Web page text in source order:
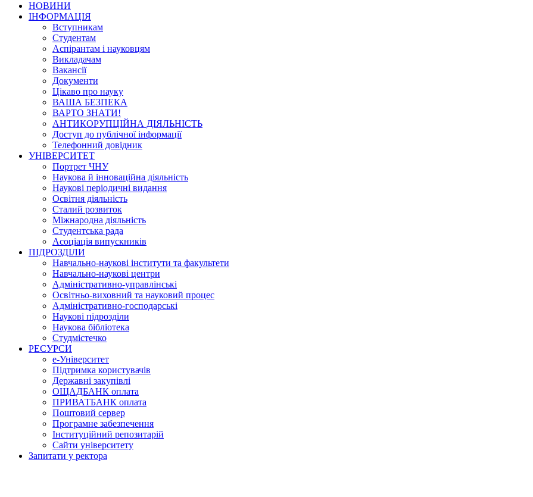
НОВИНИ
ІНФОРМАЦІЯ
Вступникам
Студентам
Аспірантам і науковцям
Викладачам
Вакансії
Документи
Цікаво про науку
ВАША БЕЗПЕКА
ВАРТО ЗНАТИ!
АНТИКОРУПЦІЙНА ДІЯЛЬНІСТЬ
Доступ до публічної інформації
Телефонний довідник
УНІВЕРСИТЕТ
Портрет ЧНУ
Наукова й інноваційна діяльність
Наукові періодичні видання
Освітня діяльність
Сталий розвиток
Міжнародна діяльність
Студентська рада
Асоціація випускників
ПІДРОЗДІЛИ
Навчально-наукові інститути та факультети
Навчально-наукові центри
Адміністративно-управлінські
Освітньо-виховний та науковий процес
Адміністративно-господарські
Наукові підрозділи
Наукова бібліотека
Студмістечко
РЕСУРСИ
е-Університет
Підтримка користувачів
Державні закупівлі
ОЩАДБАНК оплата
ПРИВАТБАНК оплата
Поштовий сервер
Програмне забезпечення
Інституційний репозитарій
Сайти університету
Запитати у ректора